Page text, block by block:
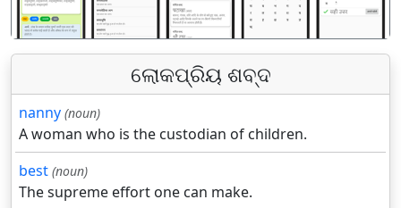
ଲୋକପ୍ରିୟ ଶବ୍ଦ
nanny (noun)
A woman who is the custodian of children.
best (noun)
The supreme effort one can make.